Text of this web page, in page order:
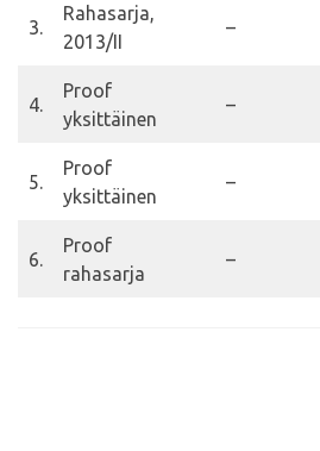
3.
Rahasarja,
2013/II
–
4.
Proof
yksittäinen
–
5.
Proof
yksittäinen
–
6.
Proof
rahasarja
–